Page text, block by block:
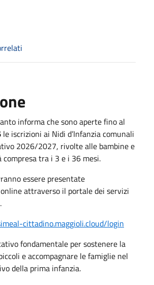
informa che sono aperte fino al
le iscrizioni ai Nidi d’Infanzia comunali
2026/2027, rivolte alle bambine e
tra i 3 e i 36 mesi.
essere presentate
attraverso il portale dei servizi
cittadino.maggioli.cloud/login
fondamentale per sostenere la
e accompagnare le famiglie nel
della prima infanzia.